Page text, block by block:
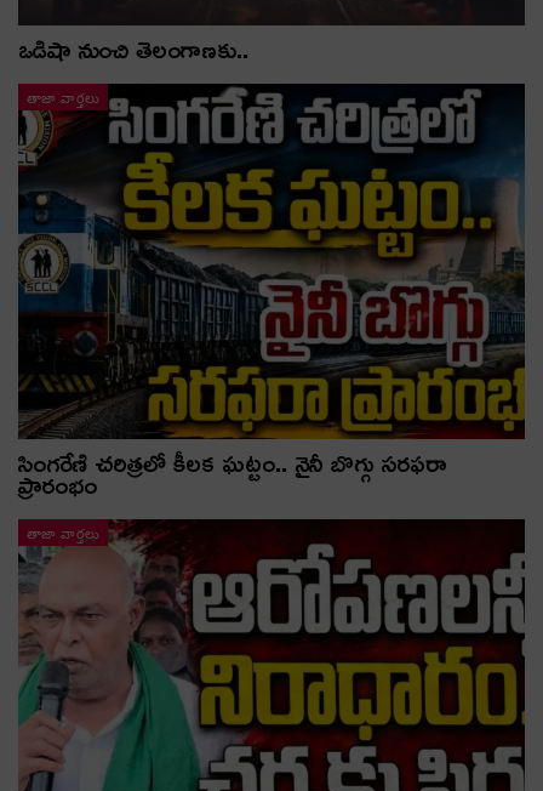
ఒడిషా నుంచి తెలంగాణ‌కు..
తాజా వార్తలు
సింగరేణి చరిత్రలో కీలక ఘట్టం.. నైనీ బొగ్గు సరఫరా
ప్రారంభం
తాజా వార్తలు